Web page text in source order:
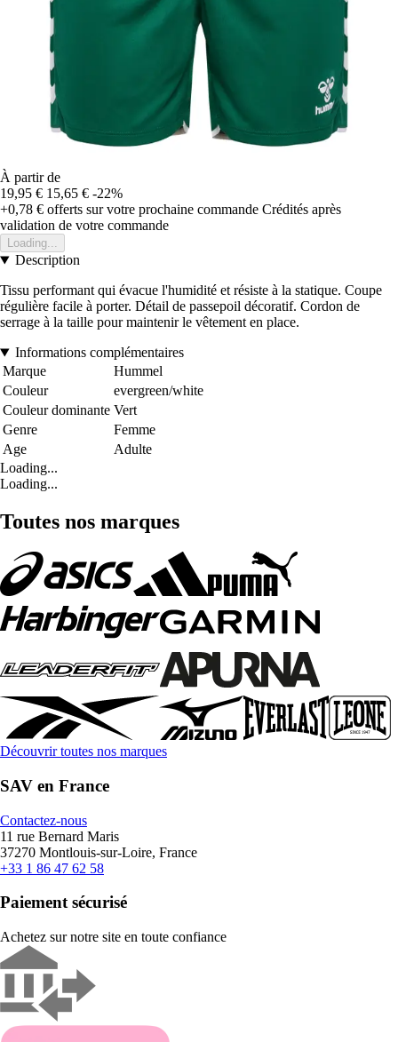
À partir de
19,95 € 15,65 € -22%
+0,78 € offerts sur votre prochaine commande Crédités après
validation de votre commande
Loading...
Description
Tissu performant qui évacue l'humidité et résiste à la statique. Coupe
régulière facile à porter. Détail de passepoil décoratif. Cordon de
serrage à la taille pour maintenir le vêtement en place.
Informations complémentaires
Marque
Hummel
Couleur
evergreen/white
Couleur dominante Vert
Genre
Femme
Age
Adulte
Loading...
Loading...
Toutes nos marques
Découvrir toutes nos marques
SAV en France
Contactez-nous
11 rue Bernard Maris
37270 Montlouis-sur-Loire, France
+33 1 86 47 62 58
Paiement sécurisé
Achetez sur notre site en toute confiance